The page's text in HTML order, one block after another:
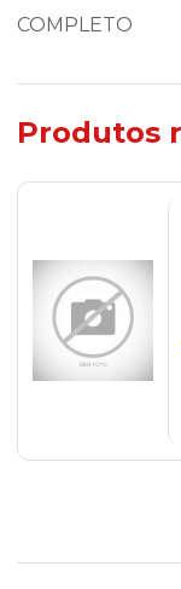
COMPLETO
Produtos